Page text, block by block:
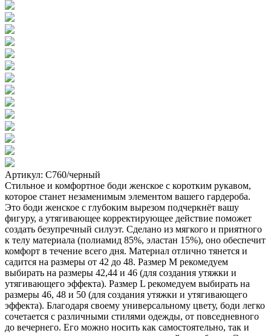
Артикул: С760/черный
Cтильное и комфортное боди женское с коротким рукавом,
которое станет незаменимым элементом вашего гардероба.
Это боди женское с глубоким вырезом подчеркнёт вашу
фигуру, а утягивающее корректирующее действие поможет
создать безупречный силуэт. Сделано из мягкого и приятного
к телу материала (полиамид 85%, эластан 15%), оно обеспечит
комфорт в течение всего дня. Материал отлично тянется и
садится на размеры от 42 до 48. Размер М рекомедуем
выбирать на размеры 42,44 и 46 (для создания утяжки и
утягивающего эффекта). Размер L рекомедуем выбирать на
размеры 46, 48 и 50 (для создания утяжки и утягивающего
эффекта). Благодаря своему универсальному цвету, боди легко
сочетается с различными стилями одежды, от повседневного
до вечернего. Его можно носить как самостоятельно, так и